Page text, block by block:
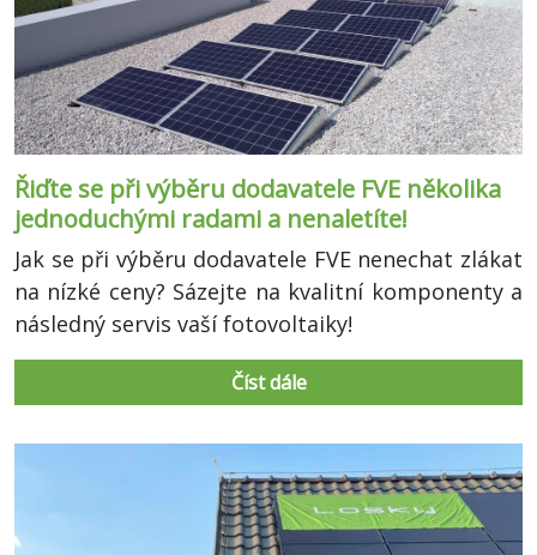
Řiďte se při výběru dodavatele FVE několika
jednoduchými radami a nenaletíte!
Jak se při výběru dodavatele FVE nenechat zlákat
na nízké ceny? Sázejte na kvalitní komponenty a
následný servis vaší fotovoltaiky!
Číst dále